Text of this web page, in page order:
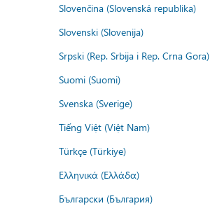
Slovenčina (Slovenská republika)
Slovenski (Slovenija)
Srpski (Rep. Srbija i Rep. Crna Gora)
Suomi (Suomi)
Svenska (Sverige)
Tiếng Việt (Việt Nam)
Türkçe (Türkiye)
Ελληνικά (Ελλάδα)
Български (България)